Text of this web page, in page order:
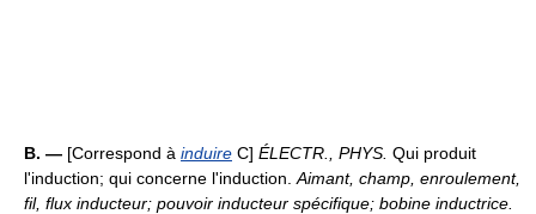
B. — [Correspond à induire C] ÉLECTR., PHYS. Qui produit
l'induction; qui concerne l'induction. Aimant, champ, enroulement,
fil, flux inducteur; pouvoir inducteur spécifique; bobine inductrice.